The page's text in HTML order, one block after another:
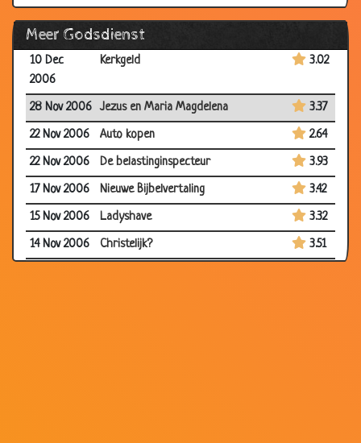
Meer Godsdienst
2006
14 Dec 2006 Leugens
10 Dec
2006
Kerkgeld 3.02
28 Nov 2006 Jezus en Maria Magdelena
3.37
22 Nov 2006
Auto kopen
2.64
22 Nov 2006
De belastinginspecteur
3.93
17 Nov 2006
Nieuwe Bijbelvertaling
3.42
15 Nov 2006
Ladyshave
3.32
14 Nov 2006
Christelijk?
3.51